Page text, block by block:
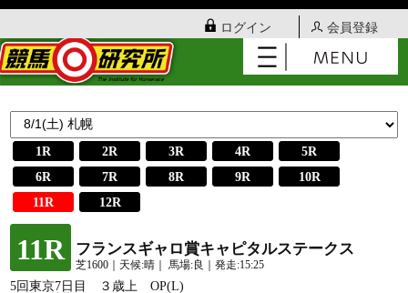
ログイン 会員登録
1R 2R 3R 4R
5R
6R
7R 8R 9R
10R
11R
12R
11R フランスギャロ賞キャピタルステークス
芝1600｜天候:晴｜ 馬場:良｜発走:15:25
5回東京7日目 ３歳上 OP(L)